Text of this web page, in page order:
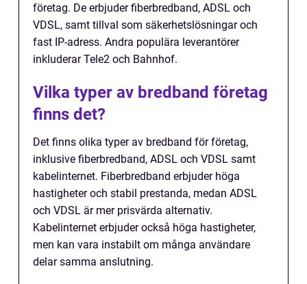
företag. De erbjuder fiberbredband, ADSL och
VDSL, samt tillval som säkerhetslösningar och
fast IP-adress. Andra populära leverantörer
inkluderar Tele2 och Bahnhof.
Vilka typer av bredband företag
finns det?
Det finns olika typer av bredband för företag,
inklusive fiberbredband, ADSL och VDSL samt
kabelinternet. Fiberbredband erbjuder höga
hastigheter och stabil prestanda, medan ADSL
och VDSL är mer prisvärda alternativ.
Kabelinternet erbjuder också höga hastigheter,
men kan vara instabilt om många användare
delar samma anslutning.